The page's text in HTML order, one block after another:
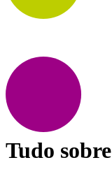
Tudo sobre